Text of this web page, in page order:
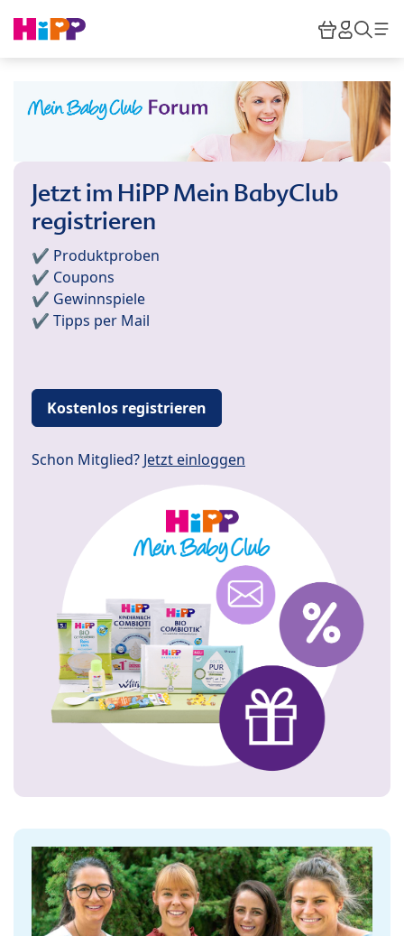
HiPP
Jetzt im HiPP Mein BabyClub
registrieren
✔️ Produktproben
✔️ Coupons
✔️ Gewinnspiele
✔️ Tipps per Mail
Kostenlos registrieren
Schon Mitglied? Jetzt einloggen